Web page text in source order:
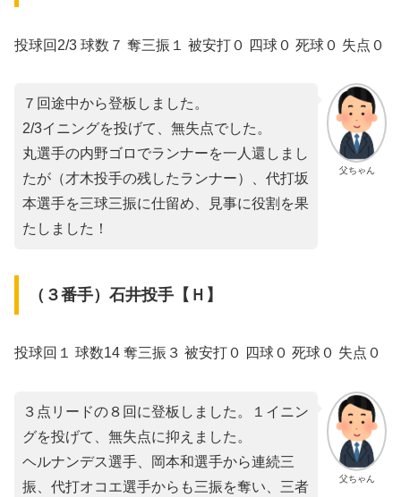
投球回2/3 球数７ 奪三振１ 被安打０ 四球０ 死球０ 失点０
父ちゃん
７回途中から登板しました。
2/3イニングを投げて、無失点でした。
丸選手の内野ゴロでランナーを一人還しまし
たが（才木投手の残したランナー）、代打坂
本選手を三球三振に仕留め、見事に役割を果
たしました！
（３番手）石井投手【Ｈ】
投球回１ 球数14 奪三振３ 被安打０ 四球０ 死球０ 失点０
父ちゃん
３点リードの８回に登板しました。１イニン
グを投げて、無失点に抑えました。
ヘルナンデス選手、岡本和選手から連続三
振、代打オコエ選手からも三振を奪い、三者